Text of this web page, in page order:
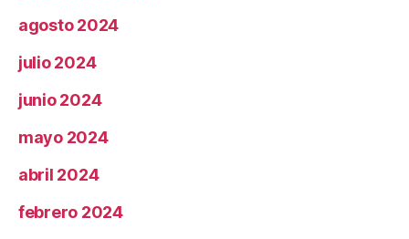
agosto 2024
julio 2024
junio 2024
mayo 2024
abril 2024
febrero 2024